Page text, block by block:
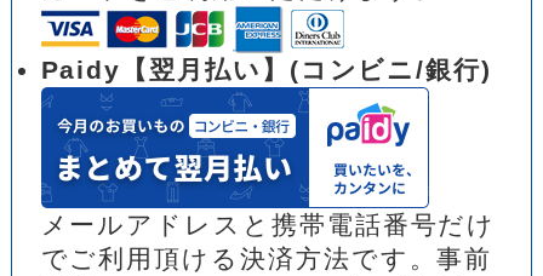
Paidy【翌月払い】(コンビニ/銀行)
メールアドレスと携帯電話番号だけ
でご利用頂ける決済方法です。事前